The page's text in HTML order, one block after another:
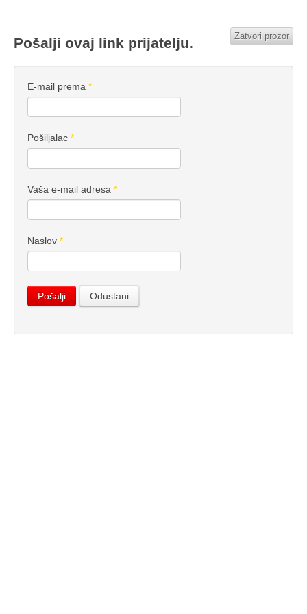
Pošalji ovaj link prijatelju. Zatvori prozor
E-mail prema *
Pošiljalac *
Vaša e-mail adresa *
Naslov *
Pošalji Odustani